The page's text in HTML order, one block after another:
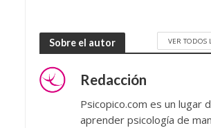
Sobre el autor VER TODOS
Redacción
Psicopico.com es un lugar
aprender psicología de